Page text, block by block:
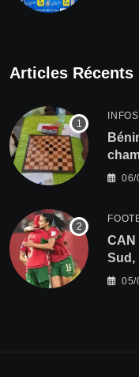
Articles Récents
INFOS
du06/
CAN
Sud,
finale
05/